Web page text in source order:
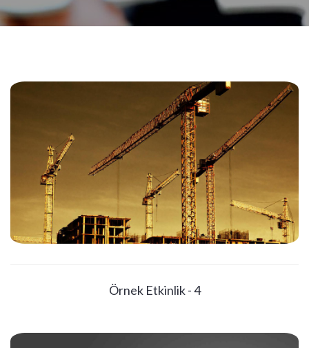
Örnek Etkinlik - 4